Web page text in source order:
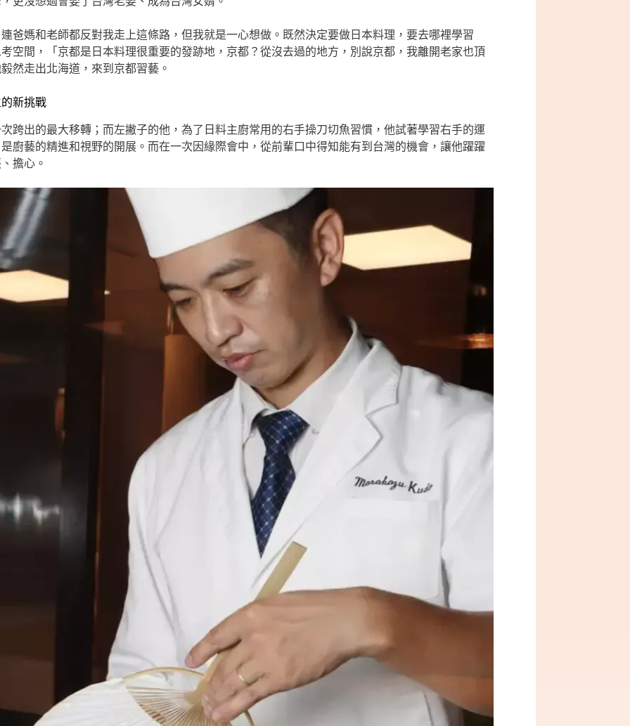
爸媽和老師都反對我走上這條路，但我就是一心想做。既然決定要做日本料理，要去哪裡學習
空間，「京都是日本料理很重要的發跡地，京都？從沒去過的地方，別說京都，我離開老家也頂
然走出北海道，來到京都習藝。
新挑戰
跨出的最大移轉；而左撇子的他，為了日料主廚常用的右手操刀切魚習慣，他試著學習右手的運
廚藝的精進和視野的開展。而在一次因緣際會中，從前輩口中得知能有到台灣的機會，讓他躍躍
擔心。